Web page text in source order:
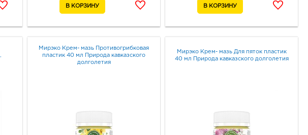
Мирэко Крем- мазь Противогрибковая
пластик 40 мл Природа кавказского
долголетия
Мирэко Крем- мазь Для пяток пластик
40 мл Природа кавказского долголетия